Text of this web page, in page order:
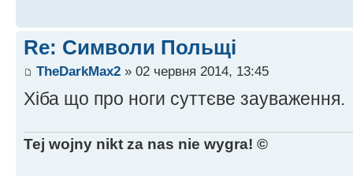
Re: Символи Польщі
TheDarkMax2 » 02 червня 2014, 13:45
Хіба що про ноги суттєве зауваження.
Tej wojny nikt za nas nie wygra! ©